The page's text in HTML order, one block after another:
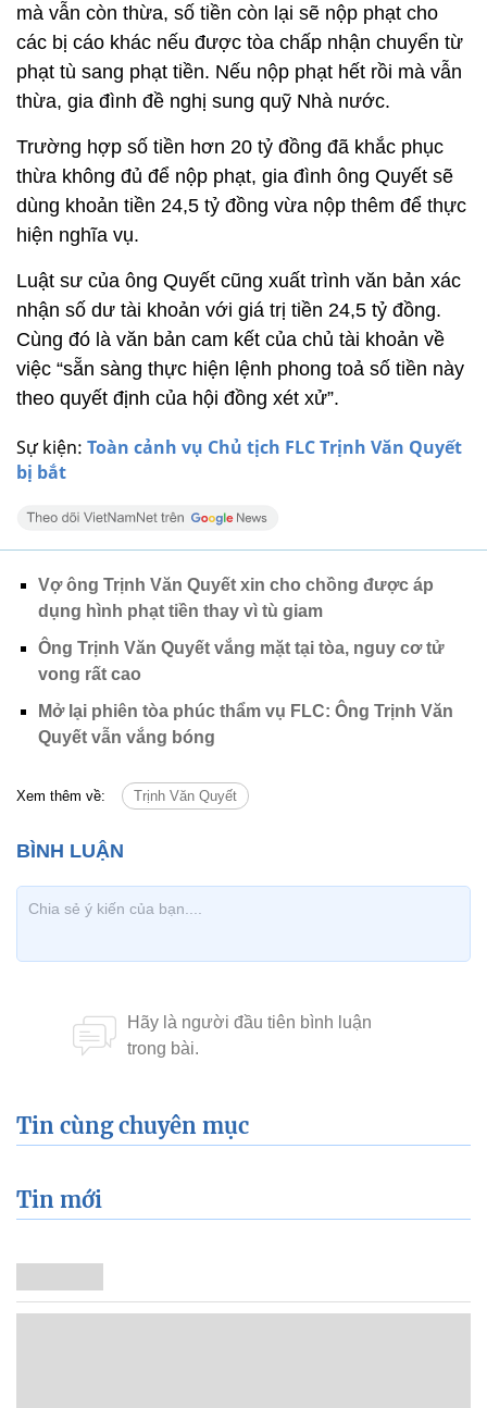
Sự kiện: Toàn cảnh vụ Chủ tịch FLC Trịnh Văn Quyết
bị bắt
mà vẫn còn thừa, số tiền còn lại sẽ nộp phạt cho
các bị cáo khác nếu được tòa chấp nhận chuyển từ
phạt tù sang phạt tiền. Nếu nộp phạt hết rồi mà vẫn
thừa, gia đình đề nghị sung quỹ Nhà nước.
Trường hợp số tiền hơn 20 tỷ đồng đã khắc phục
thừa không đủ để nộp phạt, gia đình ông Quyết sẽ
dùng khoản tiền 24,5 tỷ đồng vừa nộp thêm để thực
hiện nghĩa vụ.
Luật sư của ông Quyết cũng xuất trình văn bản xác
nhận số dư tài khoản với giá trị tiền 24,5 tỷ đồng.
Cùng đó là văn bản cam kết của chủ tài khoản về
việc “sẵn sàng thực hiện lệnh phong toả số tiền này
theo quyết định của hội đồng xét xử”.
Vợ ông Trịnh Văn Quyết xin cho chồng được áp
dụng hình phạt tiền thay vì tù giam
Ông Trịnh Văn Quyết vắng mặt tại tòa, nguy cơ tử
vong rất cao
Mở lại phiên tòa phúc thẩm vụ FLC: Ông Trịnh Văn
Quyết vẫn vắng bóng
Xem thêm về: Trịnh Văn Quyết
Tin cùng chuyên mục
Tin mới